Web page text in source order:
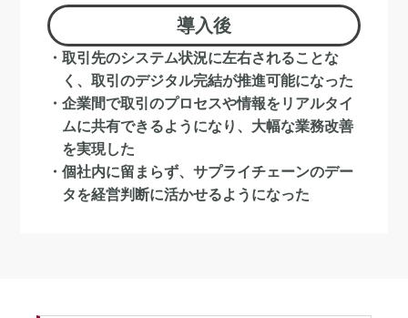
導入後
取引先のシステム状況に左右されることな
く、取引のデジタル完結が推進可能になった
企業間で取引のプロセスや情報をリアルタイ
ムに共有できるようになり、大幅な業務改善
を実現した
個社内に留まらず、サプライチェーンのデー
タを経営判断に活かせるようになった